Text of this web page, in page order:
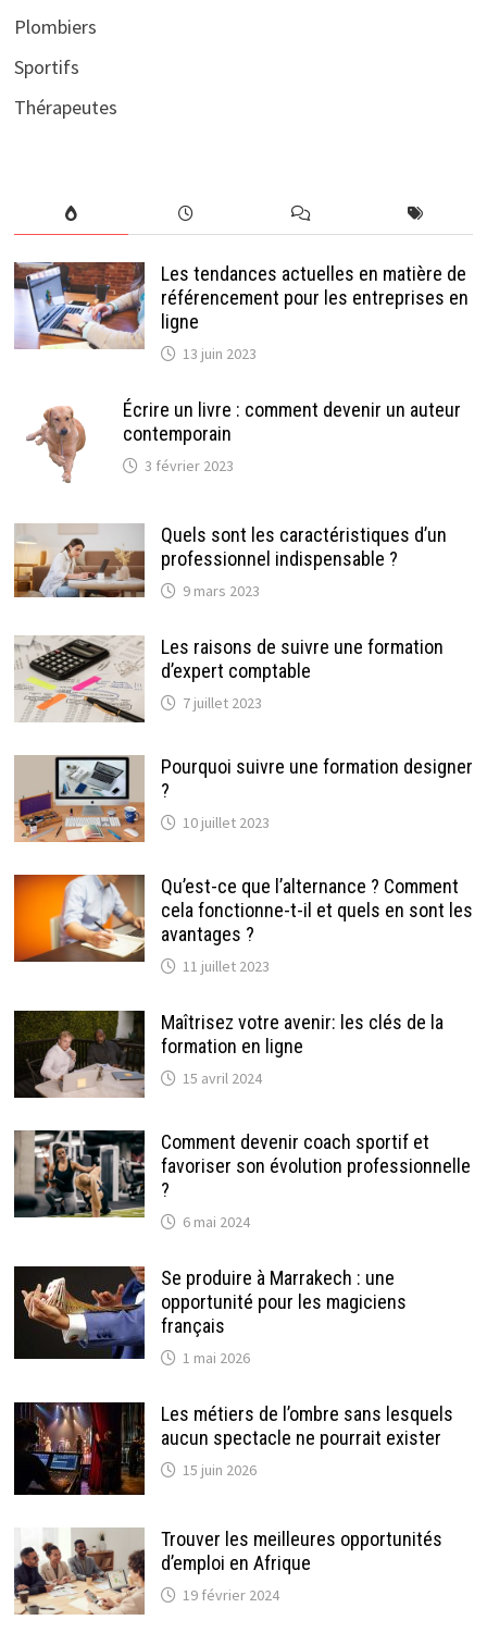
Plombiers
Sportifs
Thérapeutes
Les tendances actuelles en matière de
référencement pour les entreprises en
ligne
13 juin 2023
Écrire un livre : comment devenir un auteur
contemporain
3 février 2023
Quels sont les caractéristiques d’un
professionnel indispensable ?
9 mars 2023
Les raisons de suivre une formation
d’expert comptable
7 juillet 2023
Pourquoi suivre une formation designer
?
10 juillet 2023
Qu’est-ce que l’alternance ? Comment
cela fonctionne-t-il et quels en sont les
avantages ?
11 juillet 2023
Maîtrisez votre avenir: les clés de la
formation en ligne
15 avril 2024
Comment devenir coach sportif et
favoriser son évolution professionnelle
?
6 mai 2024
Se produire à Marrakech : une
opportunité pour les magiciens
français
1 mai 2026
Les métiers de l’ombre sans lesquels
aucun spectacle ne pourrait exister
15 juin 2026
Trouver les meilleures opportunités
d’emploi en Afrique
19 février 2024